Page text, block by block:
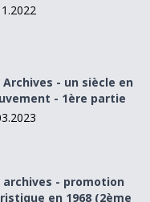
- 1ère partie
Archives - un siècle en
- 1ère partie
en 1968 (2ème
archives - promotion
en 1968 (2ème